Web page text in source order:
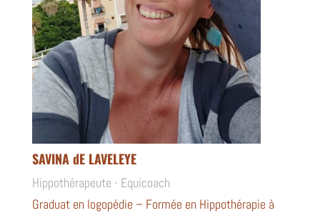
SAVINA dE LAVELEYE
Hippothérapeute - Equicoach
Graduat en logopédie – Formée en Hippothérapie à